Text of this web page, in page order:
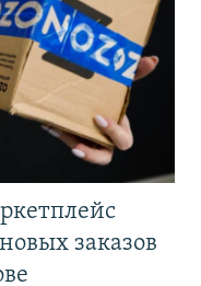
заказов